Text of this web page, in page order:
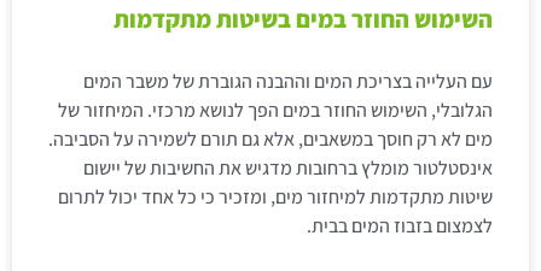
השימוש החוזר במים בשיטות מתקדמות
עם העלייה בצריכת המים וההבנה הגוברת של משבר המים
הגלובלי, השימוש החוזר במים הפך לנושא מרכזי. המיחזור של
מים לא רק חוסך במשאבים, אלא גם תורם לשמירה על הסביבה.
אינסטלטור מומלץ ברחובות מדגיש את החשיבות של יישום
שיטות מתקדמות למיחזור מים, ומזכיר כי כל אחד יכול לתרום
לצמצום בזבוז המים בבית.